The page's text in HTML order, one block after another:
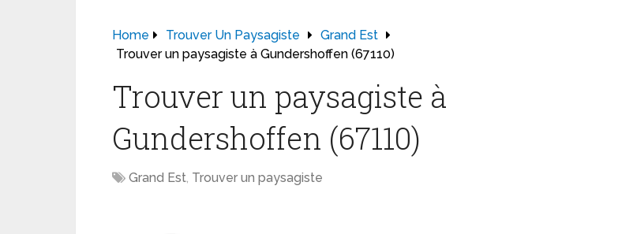
Home Trouver Un Paysagiste
Grand Est
Trouver un paysagiste à Gundershoffen (67110)
Trouver un paysagiste à
Gundershoffen (67110)
Grand Est, Trouver un paysagiste